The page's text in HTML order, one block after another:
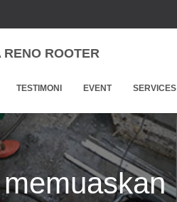
RENO ROOTER
TESTIMONI EVENT SERVICES